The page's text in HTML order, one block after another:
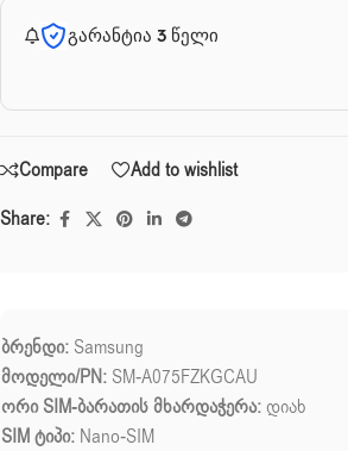
გარანტია 3 წელი
Compare
Add to wishlist
Share:
ბრენდი: Samsung
მოდელი/PN: SM-A075FZKGCAU
ორი SIM-ბარათის მხარდაჭერა: დიახ
SIM ტიპი: Nano-SIM